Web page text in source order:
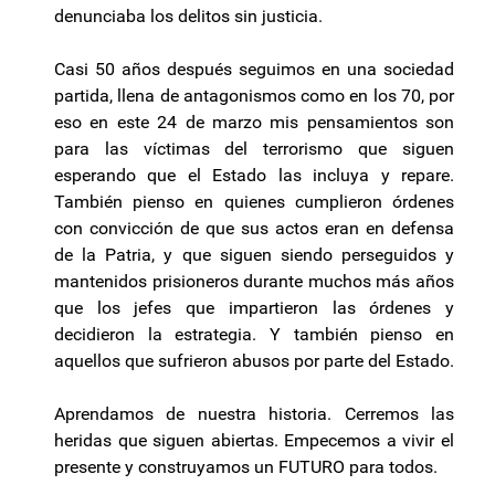
denunciaba los delitos sin justicia.
Casi 50 años después seguimos en una sociedad
partida, llena de antagonismos como en los 70, por
eso en este 24 de marzo mis pensamientos son
para las víctimas del terrorismo que siguen
esperando que el Estado las incluya y repare.
También pienso en quienes cumplieron órdenes
con convicción de que sus actos eran en defensa
de la Patria, y que siguen siendo perseguidos y
mantenidos prisioneros durante muchos más años
que los jefes que impartieron las órdenes y
decidieron la estrategia. Y también pienso en
aquellos que sufrieron abusos por parte del Estado.
Aprendamos de nuestra historia. Cerremos las
heridas que siguen abiertas. Empecemos a vivir el
presente y construyamos un FUTURO para todos.